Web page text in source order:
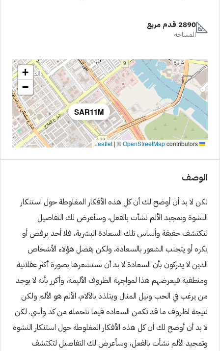
2890 قدم مربع
المساحه
SAR11M
+
−
Leaflet
|©OpenStreetMapcontributors
الوصف
لكن لا بد أن أوضح لك أن كل هذه الأفكار المغلوطة حول استنكار
النشوة وتمجيد الألم نشأت بالفعل، وسأعرض لك التفاصيل
لتكتشف حقيقة وأساس تلك السعادة البشرية، فلا أحد يرفض أو
يكره أو يتجنب الشعور بالسعادة، ولكن بفضل هؤلاء الأشخاص
الذين لا يدركون بأن السعادة لا بد أن نستشعرها بصورة أكثر عقلانية
ومنطقية فيعرضهم هذا لمواجهة الظروف الأليمة، وأكرر بأنه لا يوجد
من يرغب في الحب ونيل المنال ويتلذذ بالآلام، الألم هو الألم ولكن
نتيجة لظروف ما قد تكمن السعاده فيما نتحمله من كد وأسي. لكن
لا بد أن أوضح لك أن كل هذه الأفكار المغلوطة حول استنكار النشوة
وتمجيد الألم نشأت بالفعل، وسأعرض لك التفاصيل لتكتشف